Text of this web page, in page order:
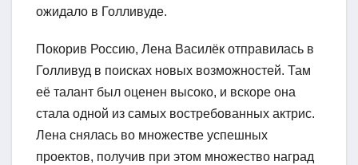
ожидало в Голливуде.
Покорив Россию, Лена Василёк отправилась в
Голливуд в поисках новых возможностей. Там
её талант был оценен высоко, и вскоре она
стала одной из самых востребованных актрис.
Лена снялась во множестве успешных
проектов, получив при этом множество наград